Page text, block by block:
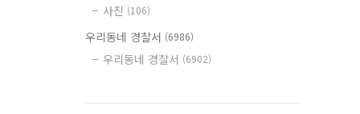
사진 (106)
우리동네 경찰서 (6986)
우리동네 경찰서 (6902)